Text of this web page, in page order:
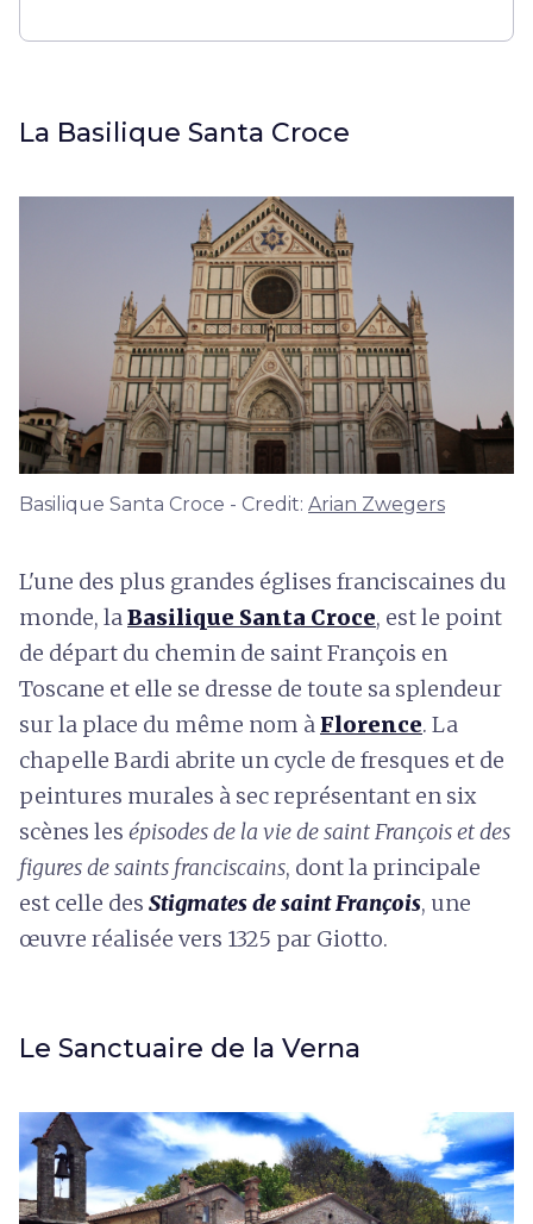
La Basilique Santa Croce
Basilique Santa Croce - Credit: Arian Zwegers
L'une des plus grandes églises franciscaines du
monde, laBasilique Santa Croce, est le point
de départ du chemin de saint François en
Toscane et elle se dresse de toute sa splendeur
sur la place du même nom à Florence. La
chapelle Bardi abrite un cycle de fresques et de
peintures murales à sec représentant en six
scènes les épisodes de la vie de saint François et des
figures de saints franciscains, dont la principale
est celle des Stigmates de saint François, une
œuvre réalisée vers 1325 par Giotto.
Le Sanctuaire de la Verna